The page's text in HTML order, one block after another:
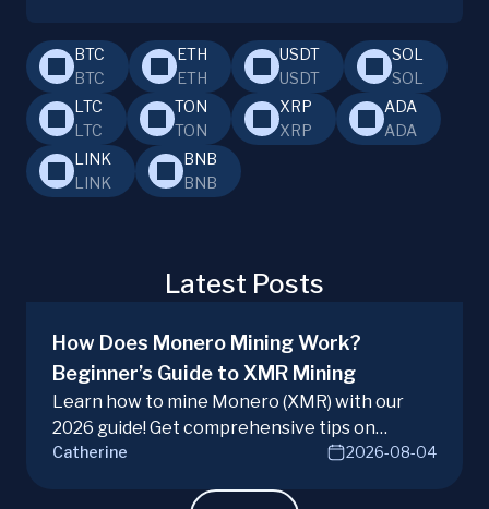
BTC
BTC
ETH
ETH
USDT
USDT
SOL
SOL
LTC
LTC
TON
TON
XRP
XRP
ADA
ADA
LINK
LINK
BNB
BNB
Latest Posts
How Does Monero Mining Work?
Beginner’s Guide to XMR Mining
Learn how to mine Monero (XMR) with our
2026 guide! Get comprehensive tips on
hardware, software, and techniques for
Catherine 2026-08-04